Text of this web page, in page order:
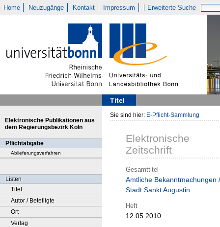
Home Neuzugänge Kontakt Impressum Erweiterte Suche
Titel
Elektronische Publikationen aus
dem Regierungsbezirk Köln
Pflichtabgabe
Ablieferungsverfahren
Listen
Titel
Autor / Beteiligte
Ort
Verlag
Sie sind hier: E-Pflicht-Sammlung
Elektronische
Zeitschrift
Gesamttitel
Amtliche Bekanntmachungen /
Stadt Sankt Augustin
Heft
12.05.2010